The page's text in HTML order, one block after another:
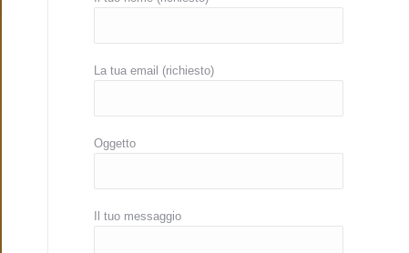
La tua email (richiesto)
Oggetto
Il tuo messaggio